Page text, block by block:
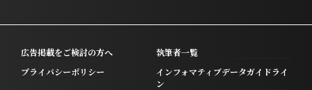
広告掲載をご検討の方へ
執筆者一覧
プライバシーポリシー
インフォマティブデータガイドライ
ン